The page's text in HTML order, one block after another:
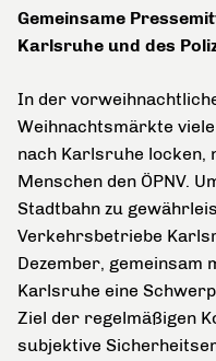
Gemeinsame
Karlsruhe und des
In der
Weihnachtsmärkte
nach Karlsruhe locken,
Menschen den ÖPNV.
Stadtbahn zu
Verkehrsbetriebe
Dezember, gemeinsam
Karlsruhe eine
Ziel der regelmäßigen
subjektive